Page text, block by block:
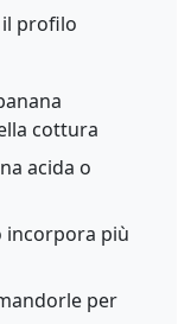
profilo
cottura
acida o
incorpora più
per